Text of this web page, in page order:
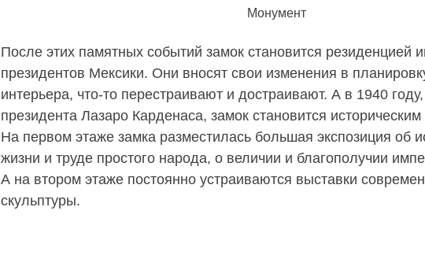
Монумент
После этих памятных событий замок становится резиденцией
президентов Мексики. Они вносят свои изменения в
интерьера, что-то перестраивают и достраивают. А в 1940 году,
президента Лазаро Карденаса, замок становится историческим
На первом этаже замка разместилась большая экспозиция об
жизни и труде простого народа, о величии и благополучии
А на втором этаже постоянно устраиваются выставки
скульптуры.